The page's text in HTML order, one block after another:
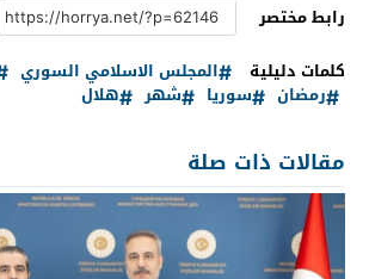
رابط مختصر
كلمات دليلية
المجلس الاسلامي السوري
رمضان
سوريا شهر هلال
مقالات ذات صلة